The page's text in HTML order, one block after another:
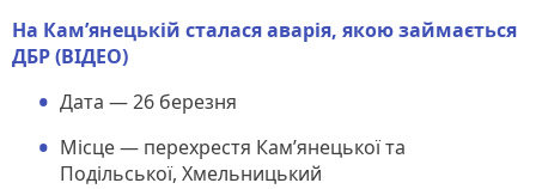
На Кам’янецькій сталася аварія, якою займається
ДБР (ВІДЕО)
Дата — 26 березня
Місце — перехрестя Кам’янецької та
Подільської, Хмельницький